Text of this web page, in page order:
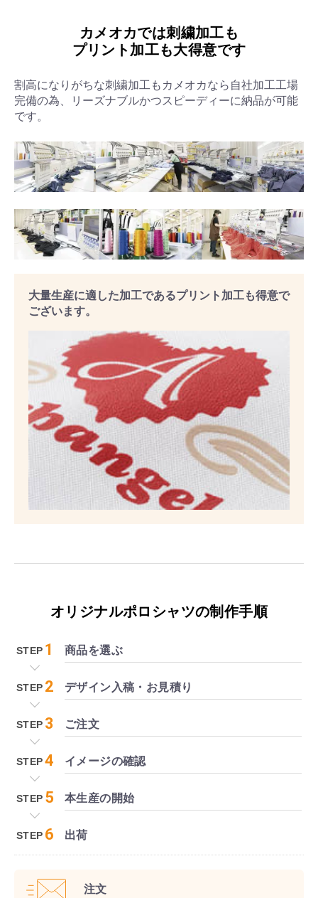
カメオカでは刺繍加工も
プリント加工も大得意です
割高になりがちな刺繍加工もカメオカなら自社加工工場
完備の為、リーズナブルかつスピーディーに納品が可能
です。
大量生産に適した加工であるプリント加工も得意で
ございます。
オリジナルポロシャツの制作手順
STEP 1 商品を選ぶ
STEP 2 デザイン入稿・ お見積り
STEP 3 ご注文
STEP 4 イメージの確認
STEP 5 本生産の開始
STEP 6 出荷
注文